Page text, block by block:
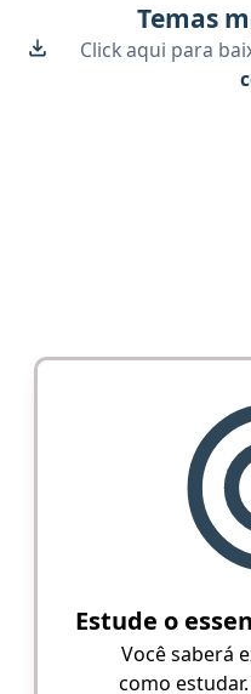
Temas
Click aqui para
Estude o
Você saberá
como